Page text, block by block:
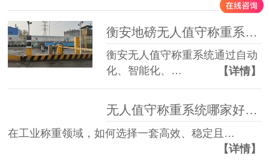
衡安无人值守称重系统通过自动
化、智能化、…
【详情】
无人值守称重系统哪家好？看过衡安无人值守称重系统再说！
在工业称重领域，如何选择一套高效、稳定且…
【详情】